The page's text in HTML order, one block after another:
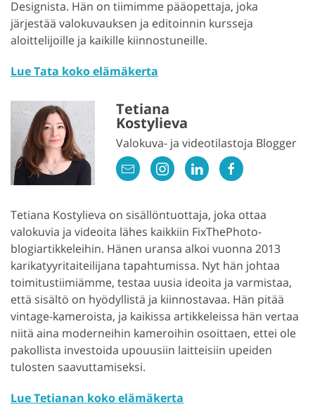
Designista. Hän on tiimimme pääopettaja, joka
järjestää valokuvauksen ja editoinnin kursseja
aloittelijoille ja kaikille kiinnostuneille.
Lue Tata koko elämäkerta
Tetiana
Kostylieva
Valokuva- ja videotilastoja Blogger
Tetiana Kostylieva on sisällöntuottaja, joka ottaa
valokuvia ja videoita lähes kaikkiin FixThePhoto-
blogiartikkeleihin. Hänen uransa alkoi vuonna 2013
karikatyyritaiteilijana tapahtumissa. Nyt hän johtaa
toimitustiimiämme, testaa uusia ideoita ja varmistaa,
että sisältö on hyödyllistä ja kiinnostavaa. Hän pitää
vintage-kameroista, ja kaikissa artikkeleissa hän vertaa
niitä aina moderneihin kameroihin osoittaen, ettei ole
pakollista investoida upouusiin laitteisiin upeiden
tulosten saavuttamiseksi.
Lue Tetianan koko elämäkerta